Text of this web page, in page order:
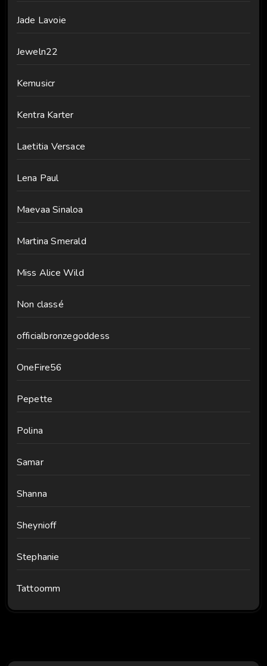
Jade Lavoie
Jeweln22
Kemusicr
Kentra Karter
Laetitia Versace
Lena Paul
Maevaa Sinaloa
Martina Smerald
Miss Alice Wild
Non classé
officialbronzegoddess
OneFire56
Pepette
Polina
Samar
Shanna
Sheynioff
Stephanie
Tattoomm